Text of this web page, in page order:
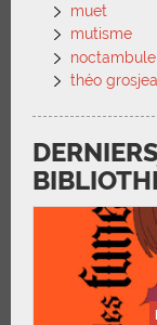
muet
mutisme
noctambule
théo